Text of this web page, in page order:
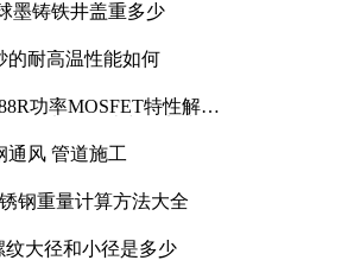
墨铸铁井盖重多少
的耐高温性能如何
功率MOSFET特性解析
通风 管道施工
钢重量计算方法大全
纹大径和小径是多少